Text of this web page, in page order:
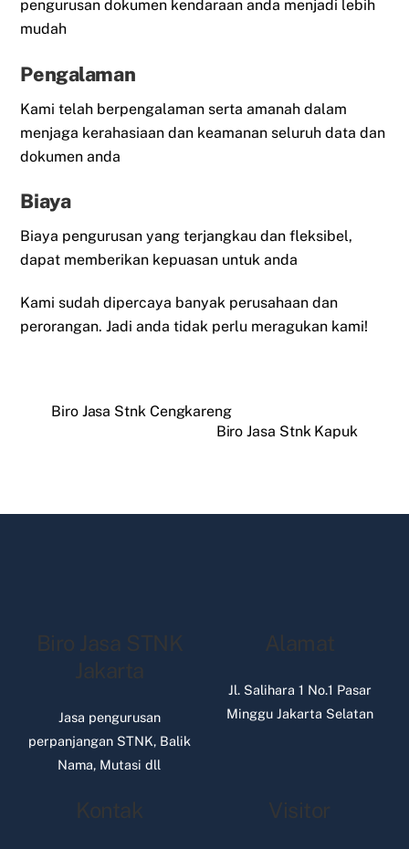
pengurusan dokumen kendaraan anda menjadi lebih
mudah
Pengalaman
Kami telah berpengalaman serta amanah dalam
menjaga kerahasiaan dan keamanan seluruh data dan
dokumen anda
Biaya
Biaya pengurusan yang terjangkau dan fleksibel,
dapat memberikan kepuasan untuk anda
Kami sudah dipercaya banyak perusahaan dan
perorangan. Jadi anda tidak perlu meragukan kami!
Biro Jasa Stnk Cengkareng
Biro Jasa Stnk Kapuk
Biro Jasa STNK
Jakarta
Jasa pengurusan
perpanjangan STNK, Balik
Nama, Mutasi dll
Alamat
Jl. Salihara 1 No.1 Pasar
Minggu Jakarta Selatan
Kontak Visitor